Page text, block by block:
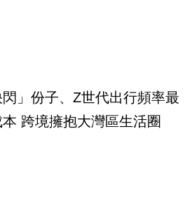
」份子、Z世代出行頻率最
跨境擁抱大灣區生活圈